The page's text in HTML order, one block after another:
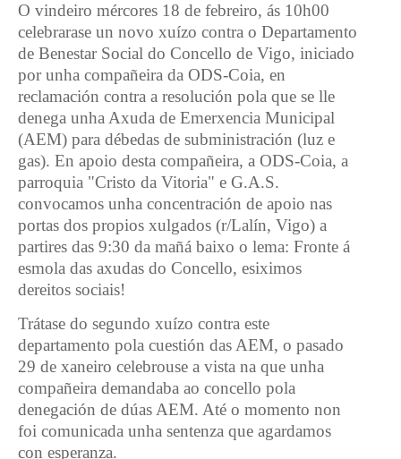
O vindeiro mércores 18 de febreiro, ás 10h00
celebrarase un novo xuízo contra o Departamento
de Benestar Social do Concello de Vigo, iniciado
por unha compañeira da ODS-Coia, en
reclamación contra a resolución pola que se lle
denega unha Axuda de Emerxencia Municipal
(AEM) para débedas de subministración (luz e
gas). En apoio desta compañeira, a ODS-Coia, a
parroquia "Cristo da Vitoria" e G.A.S.
convocamos unha concentración de apoio nas
portas dos propios xulgados (r/Lalín, Vigo) a
partires das 9:30 da mañá baixo o lema: Fronte á
esmola das axudas do Concello, esiximos
dereitos sociais!
Trátase do segundo xuízo contra este
departamento pola cuestión das AEM, o pasado
29 de xaneiro celebrouse a vista na que unha
compañeira demandaba ao concello pola
denegación de dúas AEM. Até o momento non
foi comunicada unha sentenza que agardamos
con esperanza.